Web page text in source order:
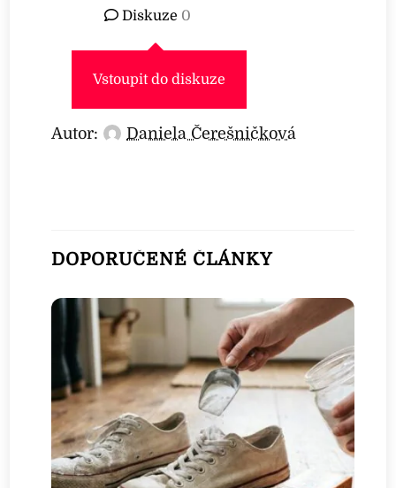
Diskuze 0
Vstoupit do diskuze
Autor: Daniela Čerešničková
DOPORUČENÉ ČLÁNKY